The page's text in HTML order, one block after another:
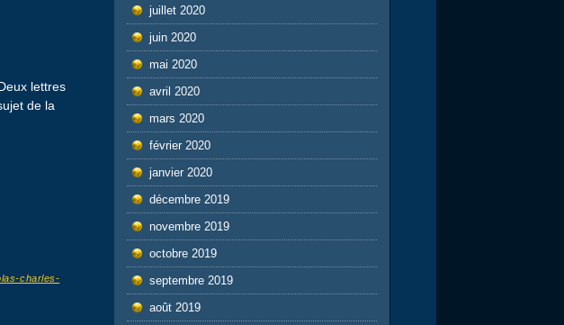
lettres
de la
charles-
juillet 2020
juin 2020
mai 2020
avril 2020
mars 2020
février 2020
janvier 2020
décembre 2019
novembre 2019
octobre 2019
septembre 2019
août 2019